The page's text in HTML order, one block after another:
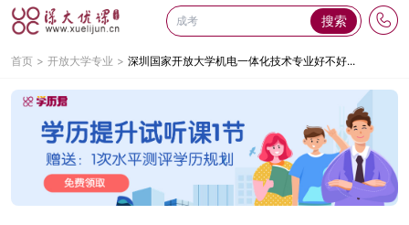
搜索
首页 开放大学专业 深圳国家开放大学机电一体化技术专业好不好...